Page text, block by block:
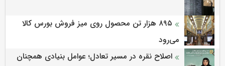
۸۹۵ هزار تن محصول روی میز فروش بورس کالا
می‌‌رود
اصلاح نقره در مسیر تعادل؛ عوامل بنیادی همچنان